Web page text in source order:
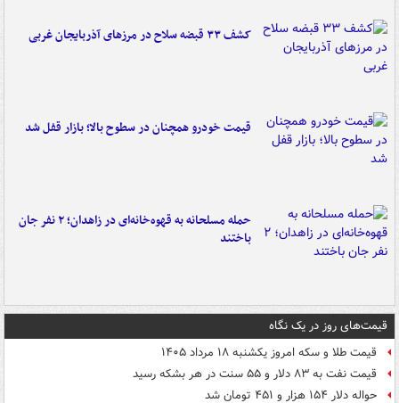
کشف ۳۳ قبضه سلاح در مرزهای آذربایجان غربی
قیمت خودرو همچنان در سطوح بالا؛ بازار قفل شد
حمله مسلحانه به قهوه‌خانه‌ای در زاهدان؛ ۲ نفر جان
باختند
قیمت‌های روز در یک نگاه
قیمت طلا و سکه امروز یکشنبه ۱۸ مرداد ۱۴۰۵
قیمت نفت به ۸۳ دلار و ۵۵ سنت در هر بشکه رسید
حواله دلار ۱۵۴ هزار و ۴۵۱ تومان شد